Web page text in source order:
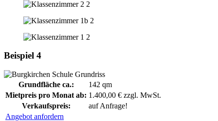
Beispiel 4
Grundfläche ca.:
142 qm
Mietpreis pro Monat ab: 1.400,00 € zzgl. MwSt.
Verkaufspreis:
auf Anfrage!
Angebot anfordern